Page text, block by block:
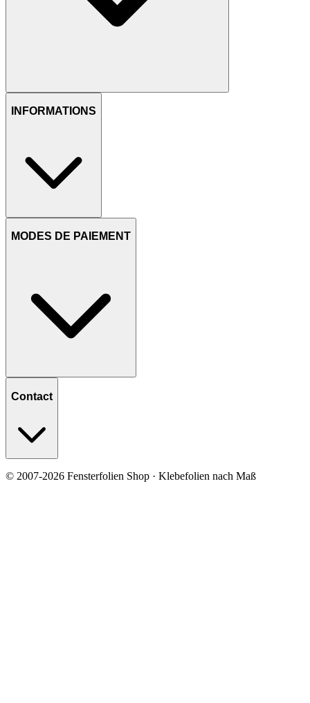
INFORMATIONS
MODES DE PAIEMENT
Contact
© 2007-2026 Fensterfolien Shop · Klebefolien nach Maß